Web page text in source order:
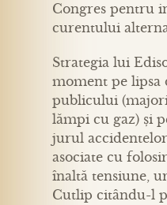
Congres pentru
curentului
Strategia lui
moment pe lipsa
publicului
lămpi cu gaz) și
jurul
asociate cu
înaltă tensiune,
Cutlip citându-l